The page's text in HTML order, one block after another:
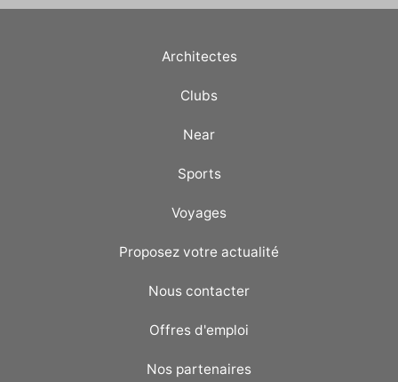
Architectes
Clubs
Near
Sports
Voyages
Proposez votre actualité
Nous contacter
Offres d'emploi
Nos partenaires